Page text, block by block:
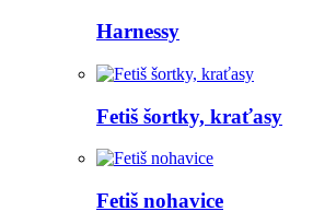
Harnessy
Fetiš šortky, kraťasy
Fetiš nohavice